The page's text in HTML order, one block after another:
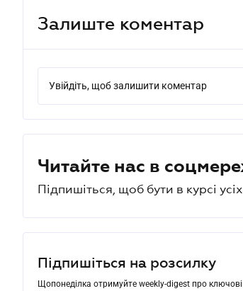
Залиште коментар
Увійдіть, щоб залишити коментар
Читайте нас в
Підпишіться, щоб бути в курсі
Підпишіться на розсилку
Щопонеділка отримуйте weekly-digest про ключові